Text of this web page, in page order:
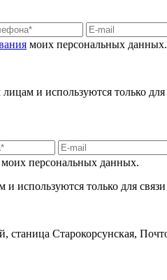
моих персональных данных.
и используются только для
моих персональных данных.
используются только для
станица Старокорсунская,